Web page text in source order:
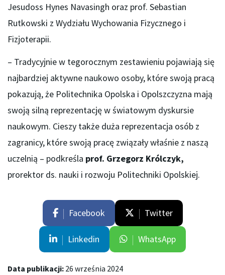
Jesudoss Hynes Navasingh oraz prof. Sebastian
Rutkowski z Wydziału Wychowania Fizycznego i
Fizjoterapii.
– Tradycyjnie w tegorocznym zestawieniu pojawiają się
najbardziej aktywne naukowo osoby, które swoją pracą
pokazują, że Politechnika Opolska i Opolszczyzna mają
swoją silną reprezentację w światowym dyskursie
naukowym. Cieszy także duża reprezentacja osób z
zagranicy, które swoją pracę związały właśnie z naszą
uczelnią – podkreśla prof. Grzegorz Królczyk,
prorektor ds. nauki i rozwoju Politechniki Opolskiej.
Facebook Twitter
Linkedin WhatsApp
Data publikacji: 26 września 2024